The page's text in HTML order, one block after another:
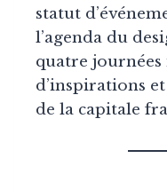
statut
l’agenda du
quatre journées
d’inspirations
de la capitale